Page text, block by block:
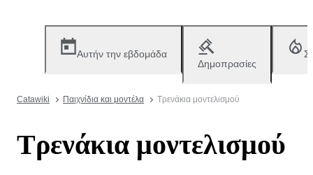
Αυτήν την εβδομάδα
Δημοπρασίες
Catawiki Παιχνίδια και μοντέλα Τρενάκια μοντελισμού
Τρενάκια μοντελισμού